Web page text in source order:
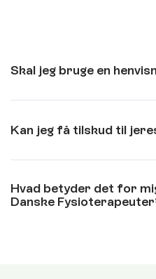
Skal jeg bruge en
Kan jeg få tilskud til
Hvad betyder det for
Danske